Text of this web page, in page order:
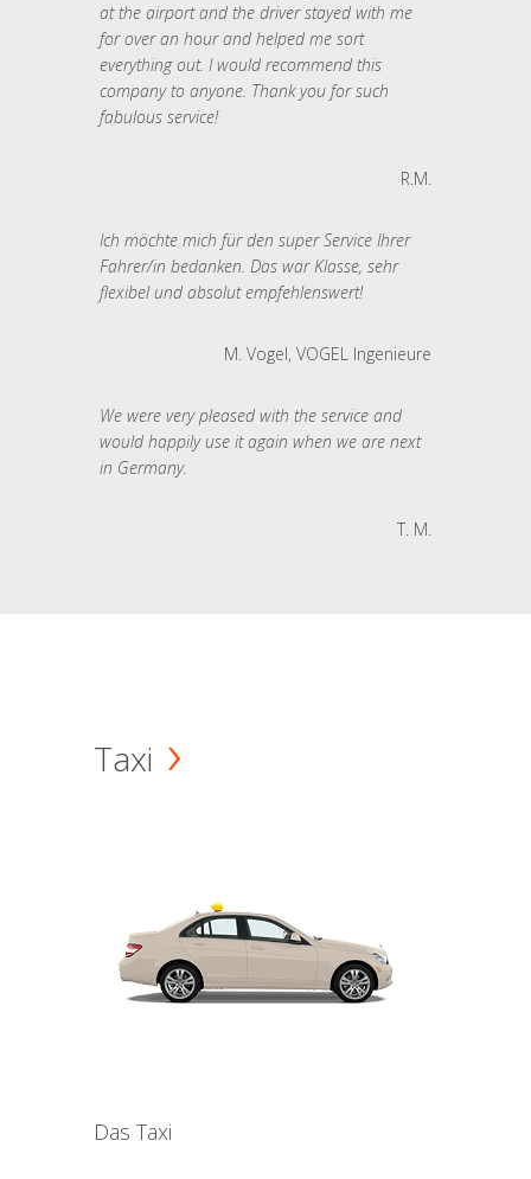
at the airport and the driver stayed with me
for over an hour and helped me sort
everything out. I would recommend this
company to anyone. Thank you for such
fabulous service!
R.M.
Ich möchte mich für den super Service Ihrer
Fahrer/in bedanken. Das war Klasse, sehr
flexibel und absolut empfehlenswert!
M. Vogel, VOGEL Ingenieure
We were very pleased with the service and
would happily use it again when we are next
in Germany.
T. M.
Taxi
Das Taxi